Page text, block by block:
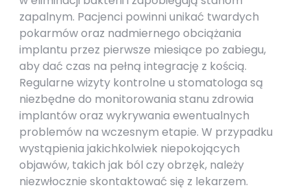
zapalnym. Pacjenci powinni unikać twardych
pokarmów oraz nadmiernego obciążania
implantu przez pierwsze miesiące po zabiegu,
aby dać czas na pełną integrację z kością.
Regularne wizyty kontrolne u stomatologa są
niezbędne do monitorowania stanu zdrowia
implantów oraz wykrywania ewentualnych
problemów na wczesnym etapie. W przypadku
wystąpienia jakichkolwiek niepokojących
objawów, takich jak ból czy obrzęk, należy
niezwłocznie skontaktować się z lekarzem.